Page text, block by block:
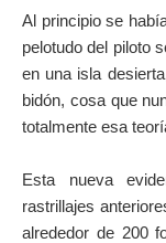
Al principio se
pelotudo del piloto
en una isla
bidón, cosa que
totalmente esa
Esta nueva
rastrillajes
alrededor de 200